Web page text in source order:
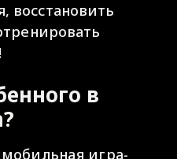
восстановить
в
игра-